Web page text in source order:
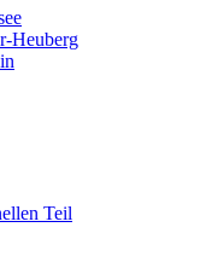
Heuberg
Teil